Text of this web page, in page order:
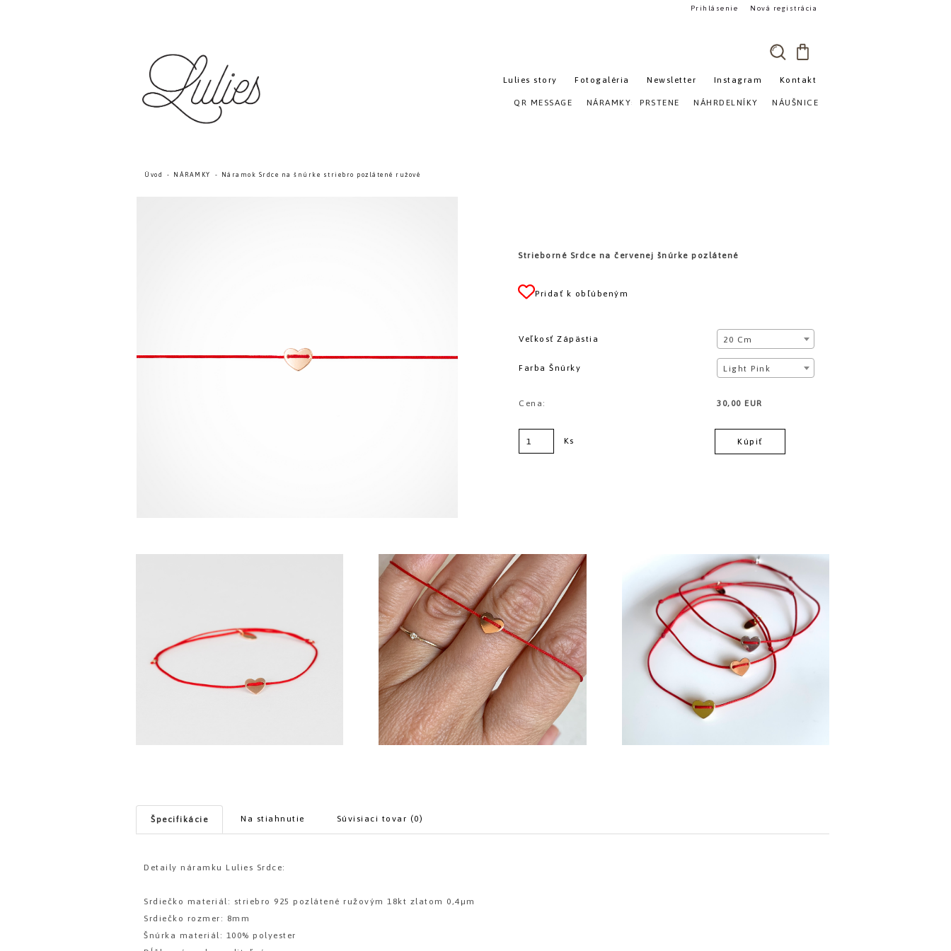
Lulies story Fotogaléria Newsletter Instagram Kontakt
Prihlásenie Nová registrácia
QR MESSAGE NÁRAMKY» PRSTENE NÁHRDELNÍKY NÁUŠNICE
Úvod NÁRAMKY Náramok Srdce na šnúrke striebro pozlátené ružové
Strieborné Srdce na červenej šnúrke pozlátené
Pridať k obľúbeným
Veľkosť Zápästia 20 Cm
Farba Šnúrky Light Pink
Cena: 30,00 EUR
Ks
Špecifikácie Na stiahnutie Súvisiaci tovar (0)
Detaily náramku Lulies Srdce:
Srdiečko materiál: striebro 925 pozlátené ružovým 18kt zlatom 0,4µm
Srdiečko rozmer: 8mm
Šnúrka materiál: 100% polyester